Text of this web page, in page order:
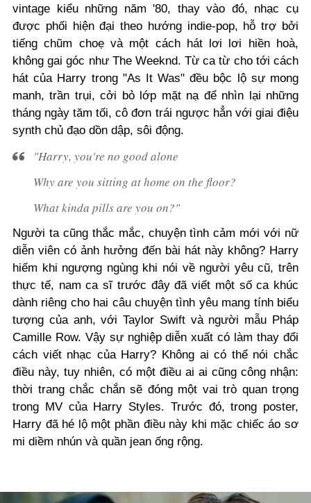
vintage kiểu những năm '80, thay vào đó, nhạc cụ
được phối hiện đại theo hướng indie-pop, hỗ trợ bởi
tiếng chũm choẹ và một cách hát lơi lơi hiền hoà,
không gai góc như The Weeknd. Từ ca từ cho tới cách
hát của Harry trong "As It Was" đều bộc lộ sự mong
manh, trần trụi, cởi bỏ lớp mặt nạ để nhìn lại những
tháng ngày tăm tối, cô đơn trái ngược hẳn với giai điệu
synth chủ đạo dồn dập, sôi động.
"Harry, you're no good alone
Why are you sitting at home on the floor?
What kinda pills are you on?"
Người ta cũng thắc mắc, chuyện tình cảm mới với nữ
diễn viên có ảnh hưởng đến bài hát này không? Harry
hiếm khi ngượng ngùng khi nói về người yêu cũ, trên
thực tế, nam ca sĩ trước đây đã viết một số ca khúc
dành riêng cho hai câu chuyện tình yêu mang tính biểu
tượng của anh, với Taylor Swift và người mẫu Pháp
Camille Row. Vậy sự nghiệp diễn xuất có làm thay đổi
cách viết nhạc của Harry? Không ai có thể nói chắc
điều này, tuy nhiên, có một điều ai ai cũng công nhận:
thời trang chắc chắn sẽ đóng một vai trò quan trọng
trong MV của Harry Styles. Trước đó, trong poster,
Harry đã hé lộ một phần điều này khi mặc chiếc áo sơ
mi diềm nhún và quần jean ống rộng.